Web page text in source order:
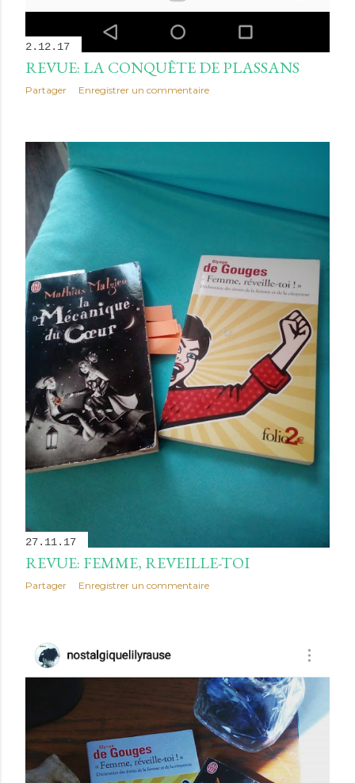
2.12.17
REVUE: LA CONQUÊTE DE PLASSANS
Partager Enregistrer un commentaire
27.11.17
REVUE: FEMME, REVEILLE-TOI
Partager Enregistrer un commentaire